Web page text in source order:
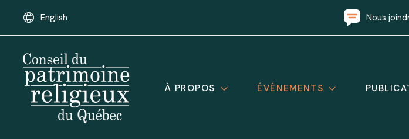
English Nous
À PROPOS ÉVÉNEMENTS